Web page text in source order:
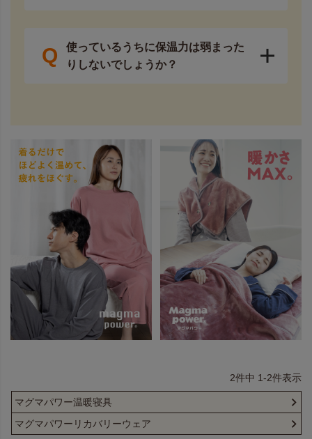
Q
使っているうちに保温力は弱まった
りしないでしょうか？
2件中 1-2件表示
マグマパワー温暖寝具
マグマパワーリカバリーウェア